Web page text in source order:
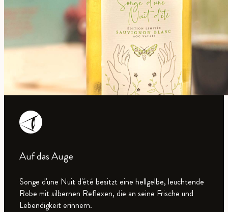
Auf das Auge
Songe d'une Nuit d'été besitzt eine hellgelbe, leuchtende
Robe mit silbernen Reflexen, die an seine Frische und
Lebendigkeit erinnern.